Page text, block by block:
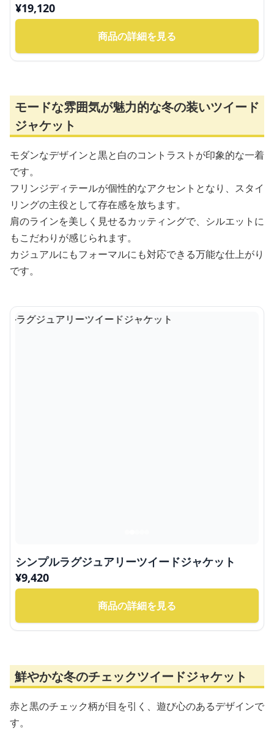
¥19,120
商品の詳細を見る
モードな雰囲気が魅力的な冬の装いツイード
ジャケット
モダンなデザインと黒と白のコントラストが印象的な一着
です。
フリンジディテールが個性的なアクセントとなり、スタイ
リングの主役として存在感を放ちます。
肩のラインを美しく見せるカッティングで、シルエットに
もこだわりが感じられます。
カジュアルにもフォーマルにも対応できる万能な仕上がり
です。
シンプルラグジュアリーツイードジャケット
¥9,420
商品の詳細を見る
鮮やかな冬のチェックツイードジャケット
赤と黒のチェック柄が目を引く、遊び心のあるデザインで
す。